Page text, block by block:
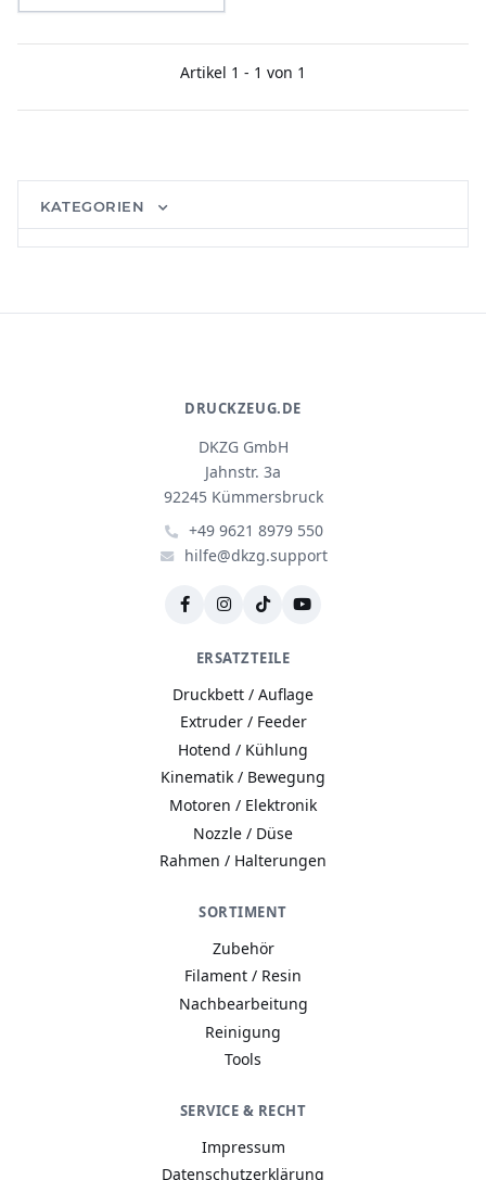
Durch Klicken auf „Alle akzeptieren“ gestatten Sie den
Artikel 1 - 1 von 1
KATEGORIEN
DRUCKZEUG.DE
DKZG GmbH
Jahnstr. 3a
92245 Kümmersbruck
+49 9621 8979 550
hilfe@dkzg.support
ERSATZTEILE
Druckbett / Auflage
Extruder / Feeder
Hotend / Kühlung
Kinematik / Bewegung
Motoren / Elektronik
Nozzle / Düse
Rahmen / Halterungen
SORTIMENT
Zubehör
Filament / Resin
Nachbearbeitung
Reinigung
Tools
SERVICE & RECHT
Impressum
Datenschutzerklärung